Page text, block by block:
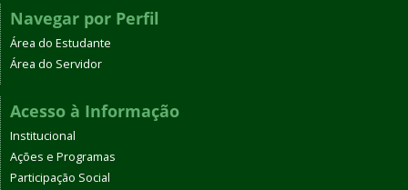
Navegar por Perfil
Área do Estudante
Área do Servidor
Acesso à Informação
Institucional
Ações e Programas
Participação Social